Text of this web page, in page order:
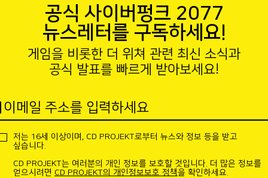
공식 사이버펑크 2077
뉴스레터를 구독하세요!
게임을 비롯한 더 위쳐 관련 최신 소식과
공식 발표를 빠르게 받아보세요!
이메일 주소를 입력하세요
저는 16세 이상이며, CD PROJEKT로부터 뉴스와 정보 등을 받고
싶습니다.
CD PROJEKT는 여러분의 개인 정보를 보호할 것입니다. 더 많은 정보를
얻으시려면 CD PROJEKT의 개인정보보호 정책을 확인하세요.